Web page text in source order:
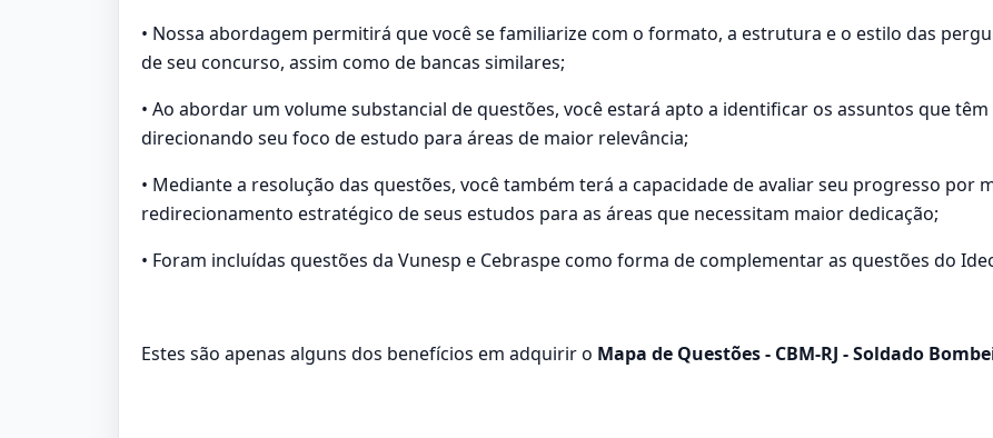
• Nossa abordagem permitirá que você se familiarize com o formato, a estrutura e o estilo das
de seu concurso, assim como de bancas similares;
• Ao abordar um volume substancial de questões, você estará apto a identificar os assuntos que
direcionando seu foco de estudo para áreas de maior relevância;
• Mediante a resolução das questões, você também terá a capacidade de avaliar seu progresso por
redirecionamento estratégico de seus estudos para as áreas que necessitam maior dedicação;
• Foram incluídas questões da Vunesp e Cebraspe como forma de complementar as questões do
Estes são apenas alguns dos benefícios em adquirir o Mapa de Questões - CBM-RJ - Soldado